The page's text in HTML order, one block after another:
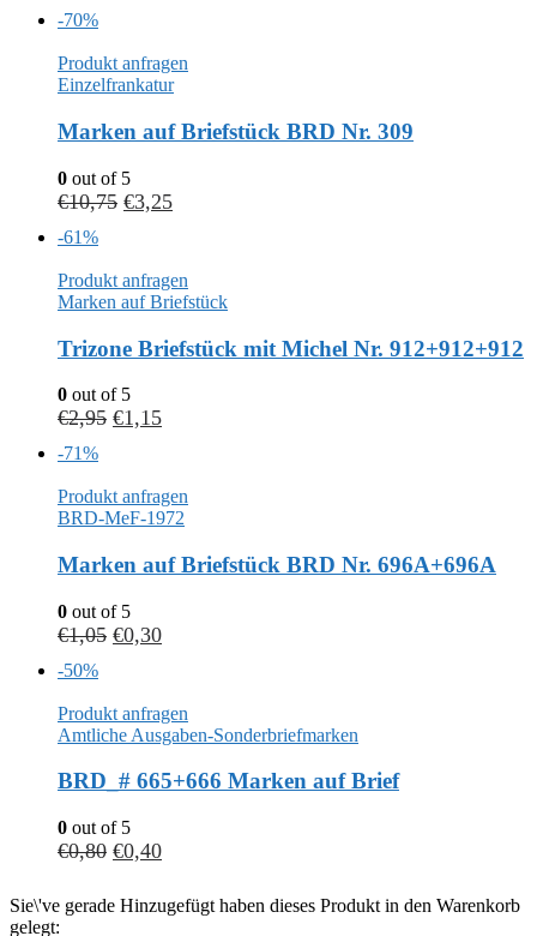
-70%
Produkt anfragen
Einzelfrankatur
Marken auf Briefstück BRD Nr. 309
0 out of 5
€10,75 €3,25
-61%
Produkt anfragen
Marken auf Briefstück
Trizone Briefstück mit Michel Nr. 912+912+912
0 out of 5
€2,95 €1,15
-71%
Produkt anfragen
BRD-MeF-1972
Marken auf Briefstück BRD Nr. 696A+696A
0 out of 5
€1,05 €0,30
-50%
Produkt anfragen
Amtliche Ausgaben-Sonderbriefmarken
BRD_# 665+666 Marken auf Brief
0 out of 5
€0,80 €0,40
Sie\'ve gerade Hinzugefügt haben dieses Produkt in den Warenkorb
gelegt: